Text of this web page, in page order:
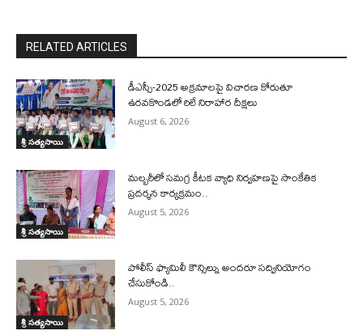
RELATED ARTICLES
శ్రీ సత్యసాయి
డీఎస్సీ-2025 అక్రమాలపై విచారణ కోరుతూ
ఉరవకొండలో రిలే నిరాహార దీక్షలు
August 6, 2026
శ్రీ సత్యసాయి
మల్బరీలో సమగ్ర కీటక వ్యాధి నిర్వహణపై సాంకేతిక
ప్రదర్శన కార్యక్రమం..
August 5, 2026
శ్రీ సత్యసాయి
పోలీస్ ఫ్యామిలీ కౌన్సిల్ను అందరూ సద్వినియోగం
చేసుకోండి..
August 5, 2026